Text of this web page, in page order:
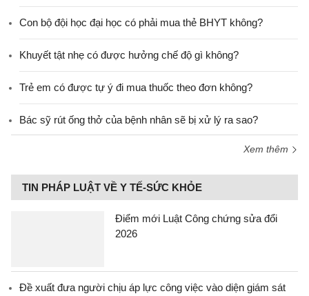
Con bộ đội học đại học có phải mua thẻ BHYT không?
Khuyết tật nhẹ có được hưởng chế độ gì không?
Trẻ em có được tự ý đi mua thuốc theo đơn không?
Bác sỹ rút ống thở của bệnh nhân sẽ bị xử lý ra sao?
Xem thêm
TIN PHÁP LUẬT VỀ Y TẾ-SỨC KHỎE
Điểm mới Luật Công chứng sửa đổi
2026
Đề xuất đưa người chịu áp lực công việc vào diện giám sát